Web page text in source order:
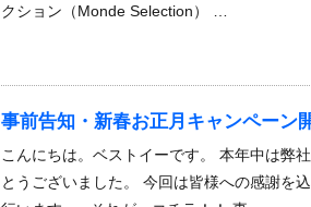
クション（Monde Selection） …
事前告知・新春お正月キャンペーン
こんにちは。ベストイーです。 本年中は弊
とうございました。 今回は皆様への感謝を